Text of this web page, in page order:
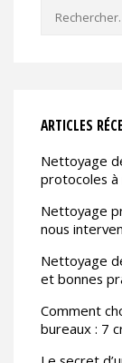
Rechercher :
ARTICLES
Nettoyage
protocoles
Nettoyage
nous
Nettoyage
et bonnes
Comment
bureaux : 7